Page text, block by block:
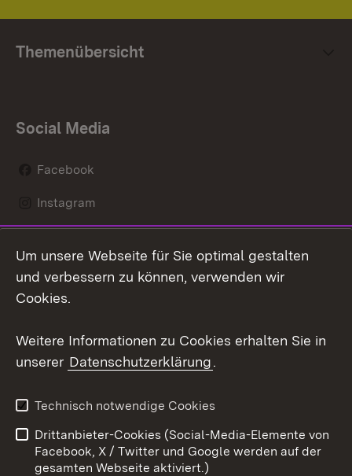
Themenübersicht
Social Media
Facebook
Instagram
Mastodon
Youtube
Kontakt
Datenschutz
Barrierefreiheit
Impressum Cookies
Um unsere Webseite für Sie optimal gestalten
und verbessern zu können, verwenden wir
Cookies.
Weitere Informationen zu Cookies erhalten Sie in
unserer Datenschutzerklärung.
Technisch notwendige Cookies
Drittanbieter-Cookies (Social-Media-Elemente von
Facebook, X / Twitter und Google werden auf der
gesamten Webseite aktiviert.)